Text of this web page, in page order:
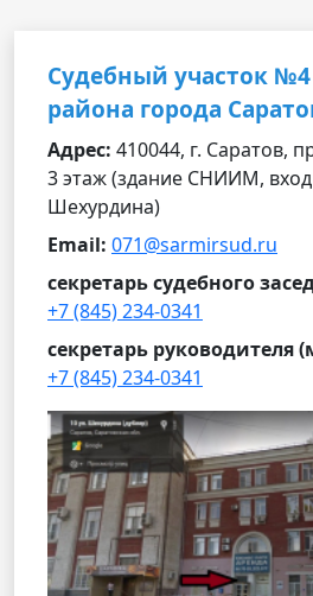
Судебный участок
района города
Адрес: 410044, г. Саратов,
3 этаж (здание СНИИМ,
Шехурдина)
Email: 071@sarmirsud.ru
секретарь судебного
+7 (845) 234-0341
секретарь руководителя
+7 (845) 234-0341